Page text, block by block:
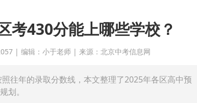
考430分能上哪些学校？
| 编辑：小于老师 | 来源：北京中考信息网
往年的录取分数线，本文整理了2025年各区高中预
划。